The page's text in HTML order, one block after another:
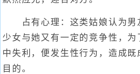
占有心理：这类姑娘认为男
少女与她又有一定的竞争性，
中失利，便发生性行为，造成既
目的。